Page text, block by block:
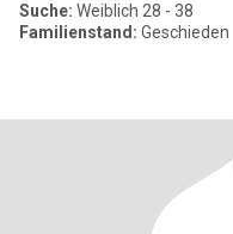
Suche: Weiblich 28 - 38
Familienstand: Geschieden